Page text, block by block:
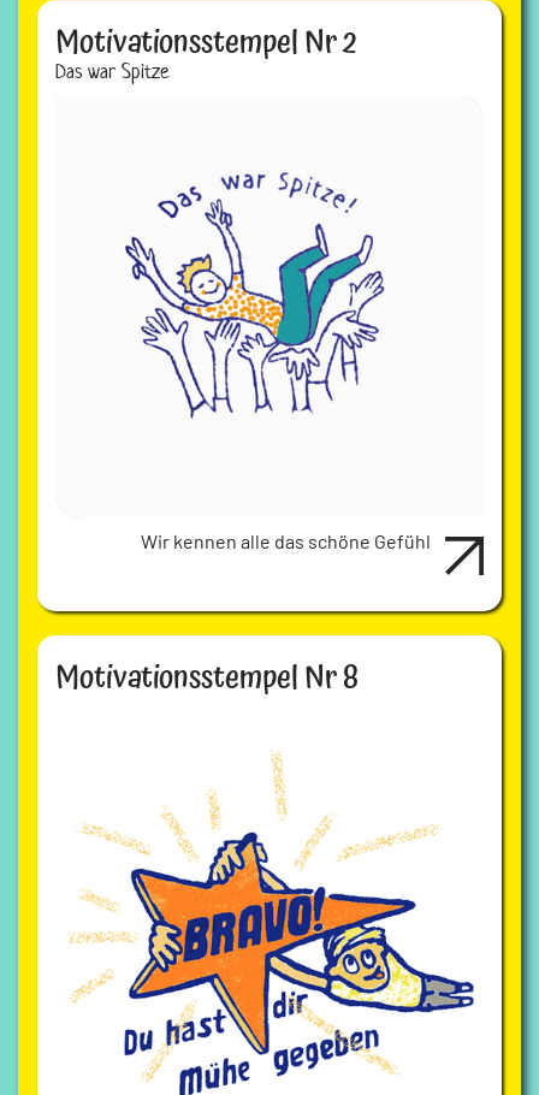
Motivationsstempel Nr 2
Das war Spitze
Wir kennen alle das schöne Gefühl
Motivationsstempel Nr 8